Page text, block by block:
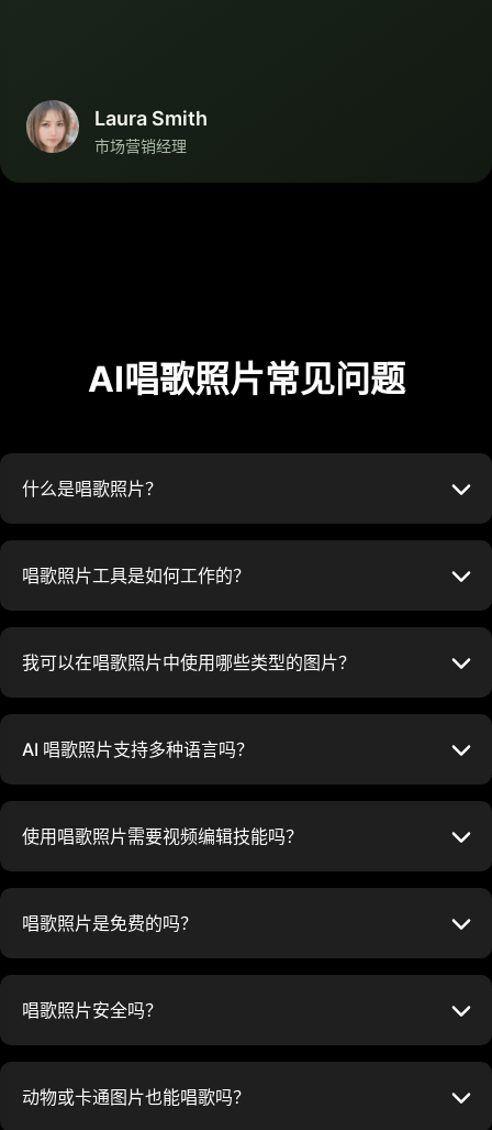
Laura Smith
市场营销经理
AI唱歌照片常见问题
什么是唱歌照片？
唱歌照片工具是如何工作的？
我可以在唱歌照片中使用哪些类型的图片？
AI 唱歌照片支持多种语言吗？
使用唱歌照片需要视频编辑技能吗？
唱歌照片是免费的吗？
唱歌照片安全吗？
动物或卡通图片也能唱歌吗？